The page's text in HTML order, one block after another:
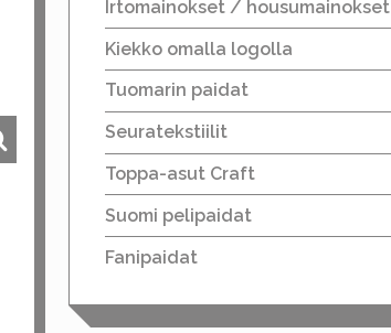
Irtomainokset / housumainokset
Kiekko omalla logolla
Tuomarin paidat
Seuratekstiilit
Toppa-asut Craft
Suomi pelipaidat
Fanipaidat